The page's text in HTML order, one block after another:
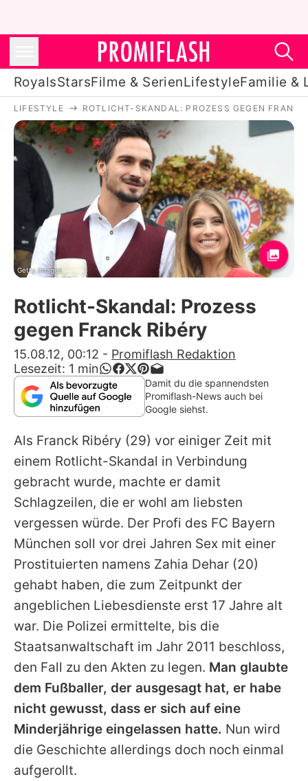
RoyalsStarsFilme & SerienLifestyleFamilie &
Royals
Stars
Filme & Serien
Lifestyle
Familie & Liebe
Promiflash Exklusiv
Alle Themen auf Promiflash
App runterladen
Team
Redaktionelle Richtlinien
Impressum
Datenschutzerklärung
Nutzungsbedingungen
Utiq verwalten
LIFESTYLE ROTLICHT-SKANDAL: PROZESS GEGEN
Getty Images
Rotlicht-Skandal: Prozess
gegen Franck Ribéry
15.08.12, 00:12 - Promiflash Redaktion
Lesezeit: 1 min
Damit du die spannendsten
Promiflash-News auch bei
Google siehst.
Als Franck Ribéry (29) vor einiger Zeit mit
einem Rotlicht-Skandal in Verbindung
gebracht wurde, machte er damit
Schlagzeilen, die er wohl am liebsten
vergessen würde. Der Profi des FC Bayern
München soll vor drei Jahren Sex mit einer
Prostituierten namens Zahia Dehar (20)
gehabt haben, die zum Zeitpunkt der
angeblichen Liebesdienste erst 17 Jahre alt
war. Die Polizei ermittelte, bis die
Staatsanwaltschaft im Jahr 2011 beschloss,
den Fall zu den Akten zu legen. Man glaubte
dem Fußballer, der ausgesagt hat, er habe
nicht gewusst, dass er sich auf eine
Minderjährige eingelassen hatte. Nun wird
die Geschichte allerdings doch noch einmal
aufgerollt.